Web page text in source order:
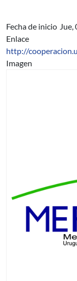
Fecha de inicio
Enlace
http://
Imagen